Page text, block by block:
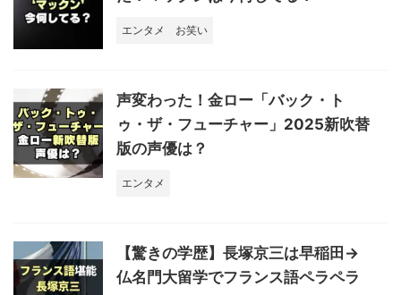
エンタメ お笑い
声変わった！金ロー「バック・ト
ゥ・ザ・フューチャー」2025新吹替
版の声優は？
エンタメ
【驚きの学歴】長塚京三は早稲田→
仏名門大留学でフランス語ペラペラ